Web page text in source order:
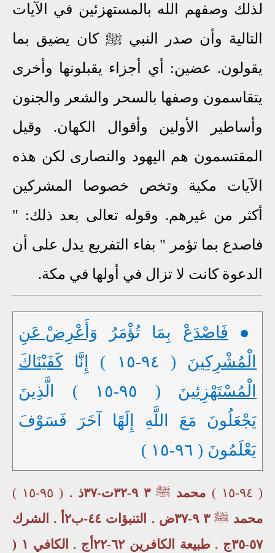
لذلك وصفهم الله بالمستهزئين في الآيات
التالية وأن صدر النبي ﷺ كان يضيق بما
يقولون. عضين: أي أجزاء يقبلونها وأخرى
يتقاسمون وصفها بالسحر والشعر والجنون
وأساطير الأولين وأقوال الكهان. وقيل
المقتسمون هم اليهود والنصارى لكن هذه
الآيات مكية وتخص خصوصا المشركين
أكثر من غيرهم. وقوله تعالى بعد ذلك: "
فاصدع بما تؤمر " بفاء التفريع يدل على أن
الدعوة كانت لا تزال في أولها في مكة.
● فَاصْدَعْ بِمَا تُؤْمَرُ وَأَعْرِضْ عَنِ
الْمُشْرِكِينَ ( ٩٤-١٥ ) إِنَّا
كَفَيْنَاكَ
الْمُسْتَهْزِئِينَ
( ٩٥-١٥ ) الَّذِينَ
يَجْعَلُونَ مَعَ اللَّهِ إِلَهًا آخَرَ فَسَوْفَ
يَعْلَمُونَ ( ٩٦-١٥ )
( ٩٤-١٥ ) محمد ﷺ٣ ٩-٣٢ت-٣٧ذ .
( ٩٥-١٥ )
محمد ﷺ
٣ ٩-٣٧ض . التنبؤات ٤٤-ب٢أ . الشرك
٥٧-٣٥ج . طبيعة الكافرين ٦٢-٢٢أج . الكافي ١ (